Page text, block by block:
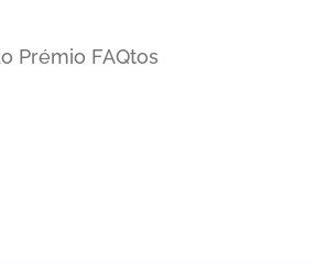
Prémio FAQtos